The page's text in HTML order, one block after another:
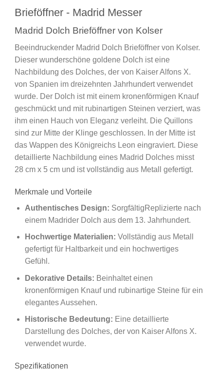
Brieföffner - Madrid Messer
Madrid Dolch Brieföffner von Kolser
Beeindruckender Madrid Dolch Brieföffner von Kolser.
Dieser wunderschöne goldene Dolch ist eine
Nachbildung des Dolches, der von Kaiser Alfons X.
von Spanien im dreizehnten Jahrhundert verwendet
wurde. Der Dolch ist mit einem kronenförmigen Knauf
geschmückt und mit rubinartigen Steinen verziert, was
ihm einen Hauch von Eleganz verleiht. Die Quillons
sind zur Mitte der Klinge geschlossen. In der Mitte ist
das Wappen des Königreichs Leon eingraviert. Diese
detaillierte Nachbildung eines Madrid Dolches misst
28 cm x 5 cm und ist vollständig aus Metall gefertigt.
Merkmale und Vorteile
Authentisches Design: SorgfältigReplizierte nach
einem Madrider Dolch aus dem 13. Jahrhundert.
Hochwertige Materialien: Vollständig aus Metall
gefertigt für Haltbarkeit und ein hochwertiges
Gefühl.
Dekorative Details: Beinhaltet einen
kronenförmigen Knauf und rubinartige Steine für ein
elegantes Aussehen.
Historische Bedeutung: Eine detaillierte
Darstellung des Dolches, der von Kaiser Alfons X.
verwendet wurde.
Spezifikationen